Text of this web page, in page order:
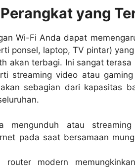
yang
Wi-Fi Anda dapat
ponsel, laptop, TV pintar)
akan terbagi. Ini sangat terasa
streaming video atau
sebagian dari kapasitas
mengunduh atau
pada saat bersamaan
router modern